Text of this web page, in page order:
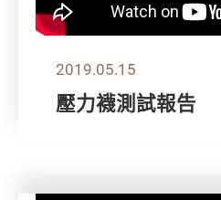
2019.05.15
壓力襪測試報告